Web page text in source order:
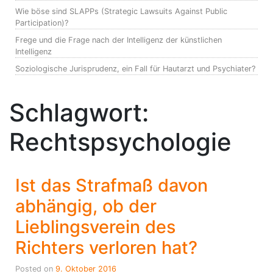
Wie böse sind SLAPPs (Strategic Lawsuits Against Public
Participation)?
Frege und die Frage nach der Intelligenz der künstlichen
Intelligenz
Soziologische Jurisprudenz, ein Fall für Hautarzt und Psychiater?
Schlagwort:
Rechtspsychologie
Ist das Strafmaß davon
abhängig, ob der
Lieblingsverein des
Richters verloren hat?
Posted on 9. Oktober 2016